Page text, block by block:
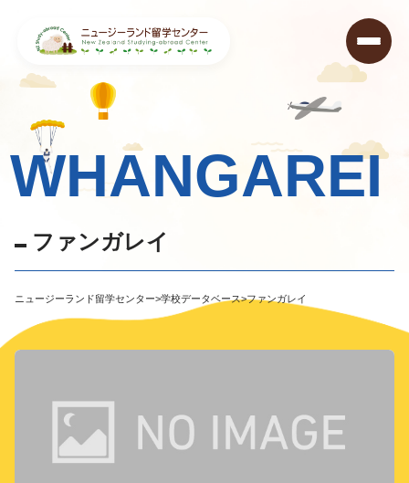
WHANGAREI
フ ァンガレイ
ニュージーランド留学センター>学校データベース>ファンガレイ